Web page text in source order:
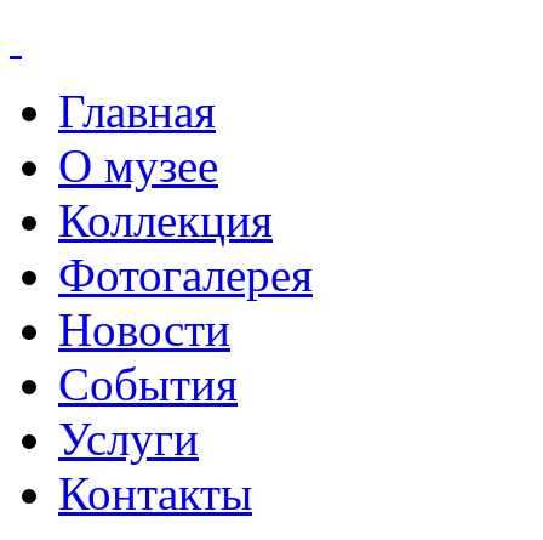
Главная
О музее
Коллекция
Фотогалерея
Новости
События
Услуги
Контакты